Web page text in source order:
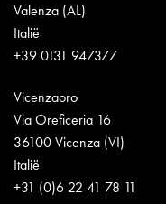
Valenza (AL)
Italië
+39 0131 947377
Vicenzaoro
Via Oreficeria 16
36100 Vicenza (VI)
Italië
+31 (0)6 22 41 78 11